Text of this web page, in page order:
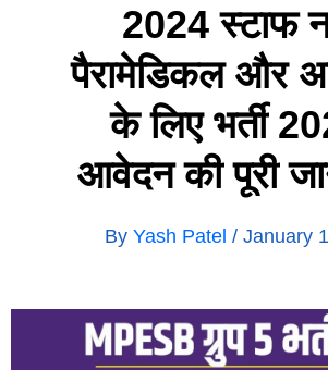
2024 स्टाफ
पैरामेडिकल और
के लिए भर्ती
आवेदन की पूरी
By Yash Patel / January